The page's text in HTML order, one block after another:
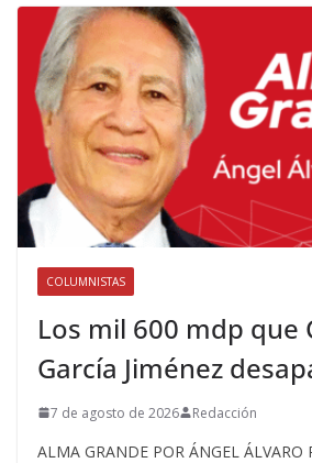
COLUMNISTAS
Los mil 600 mdp que
García Jiménez
7 de agosto de 2026 Redacción
ALMA GRANDE POR ÁNGEL ÁLVARO